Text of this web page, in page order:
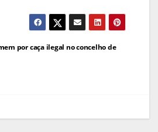
por caça ilegal no concelho de